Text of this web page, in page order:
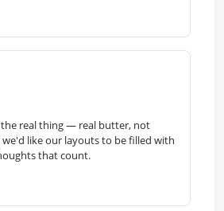
the real thing — real butter, not
we'd like our layouts to be filled with
that count.